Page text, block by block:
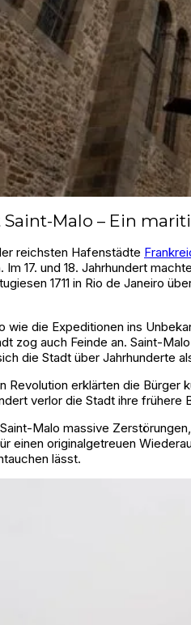
Malo – Ein
reichsten Hafenstädte
17. und 18. Jahrhundert
1711 in Rio de Janeiro
wie die Expeditionen ins
zog auch Feinde an. Saint-
die Stadt über Jahrhunderte
Revolution erklärten die Bürger
verlor die Stadt ihre frühere
Malo massive
einen originalgetreuen
lässt.